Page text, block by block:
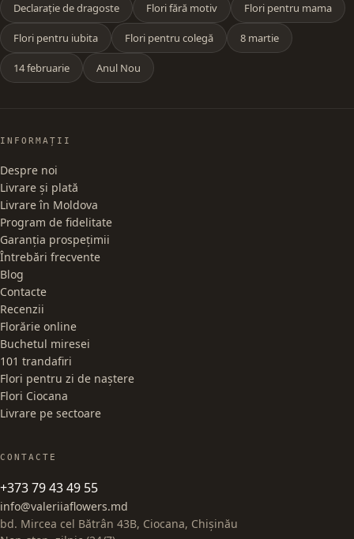
Declarație de dragoste Flori fără motiv Flori pentru mama
Flori pentru iubita Flori pentru colegă 8 martie
14 februarie Anul Nou
INFORMAȚII
Despre noi
Livrare și plată
Livrare în Moldova
Program de fidelitate
Garanția prospețimii
Întrebări frecvente
Blog
Contacte
Recenzii
Florărie online
Buchetul miresei
101 trandafiri
Flori pentru zi de naștere
Flori Ciocana
Livrare pe sectoare
CONTACTE
+373 79 43 49 55
info@valeriiaflowers.md
bd. Mircea cel Bătrân 43B, Ciocana, Chișinău